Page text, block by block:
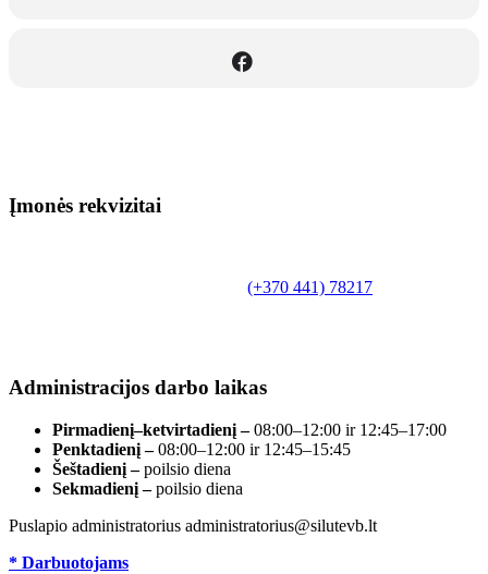
Įmonės rekvizitai
(+370 441) 78217
Administracijos darbo laikas
Pirmadienį–ketvirtadienį –08:00–12:00 ir 12:45–17:00
Penktadienį –08:00–12:00 ir 12:45–15:45
Šeštadienį –poilsio diena
Sekmadienį –poilsio diena
Puslapio administratorius administratorius@silutevb.lt
* Darbuotojams